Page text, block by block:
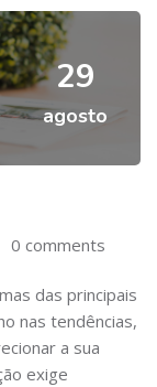
29
agosto
0 comments
das principais
nas tendências,
a sua
exige